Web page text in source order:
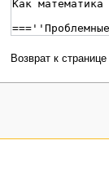
Возврат к странице